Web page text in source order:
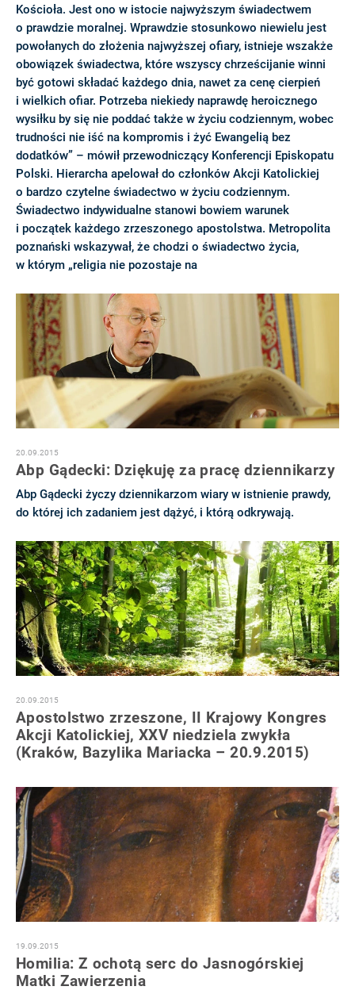
Kościoła. Jest ono w istocie najwyższym świadectwem
o prawdzie moralnej. Wprawdzie stosunkowo niewielu jest
powołanych do złożenia najwyższej ofiary, istnieje wszakże
obowiązek świadectwa, które wszyscy chrześcijanie winni
być gotowi składać każdego dnia, nawet za cenę cierpień
i wielkich ofiar. Potrzeba niekiedy naprawdę heroicznego
wysiłku by się nie poddać także w życiu codziennym, wobec
trudności nie iść na kompromis i żyć Ewangelią bez
dodatków” – mówił przewodniczący Konferencji Episkopatu
Polski. Hierarcha apelował do członków Akcji Katolickiej
o bardzo czytelne świadectwo w życiu codziennym.
Świadectwo indywidualne stanowi bowiem warunek
i początek każdego zrzeszonego apostolstwa. Metropolita
poznański wskazywał, że chodzi o świadectwo życia,
w którym „religia nie pozostaje na
20.09.2015
Abp Gądecki: Dziękuję za pracę dziennikarzy
Abp Gądecki życzy dziennikarzom wiary w istnienie prawdy,
do której ich zadaniem jest dążyć, i którą odkrywają.
20.09.2015
Apostolstwo zrzeszone, II Krajowy Kongres
Akcji Katolickiej, XXV niedziela zwykła
(Kraków, Bazylika Mariacka – 20.9.2015)
19.09.2015
Homilia: Z ochotą serc do Jasnogórskiej
Matki Zawierzenia